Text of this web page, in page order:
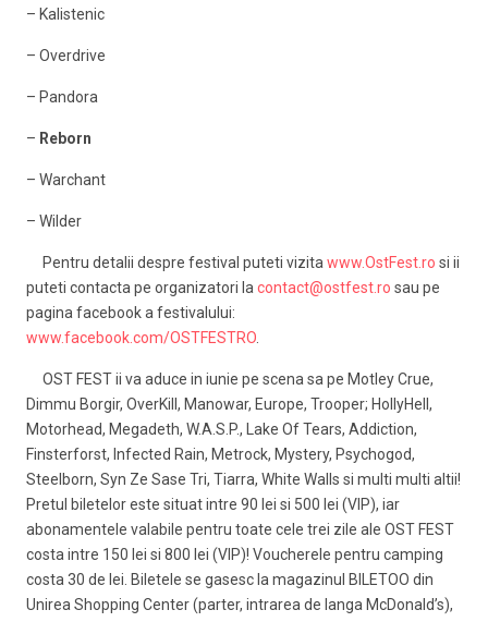
– Kalistenic
– Overdrive
– Pandora
– Reborn
– Warchant
– Wilder
Pentru detalii despre festival puteti vizita www.OstFest.ro si ii
puteti contacta pe organizatori la contact@ostfest.ro sau pe
pagina facebook a festivalului:
www.facebook.com/OSTFESTRO
OST FEST ii va aduce in iunie pe scena sa pe Motley Crue,
Dimmu Borgir, OverKill, Manowar, Europe, Trooper; HollyHell,
Motorhead, Megadeth, W.A.S.P., Lake Of Tears, Addiction,
Finsterforst, Infected Rain, Metrock, Mystery, Psychogod,
Steelborn, Syn Ze Sase Tri, Tiarra, White Walls si multi multi altii!
Pretul biletelor este situat intre 90 lei si 500 lei (VIP), iar
abonamentele valabile pentru toate cele trei zile ale OST FEST
costa intre 150 lei si 800 lei (VIP)! Voucherele pentru camping
costa 30 de lei. Biletele se gasesc la magazinul BILETOO din
Unirea Shopping Center (parter, intrarea de langa McDonald’s),